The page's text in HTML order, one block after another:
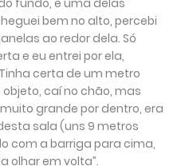
bem no alto, percebi
ao redor dela. Só
e eu entrei por ela,
certa de um metro
caí no chão, mas
grande por dentro, era
sala (uns 9 metros
com a barriga para cima,
olhar em volta”.